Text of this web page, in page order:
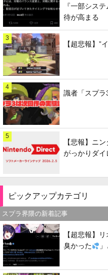
『一部シス
待が高まる
3
【超悲報】”
4
識者「スプラ
5
【悲報】ニ
がっかりダイ
ピックアップカテゴリ
スプラ界隈の新着記事
【超悲報】
臭かった